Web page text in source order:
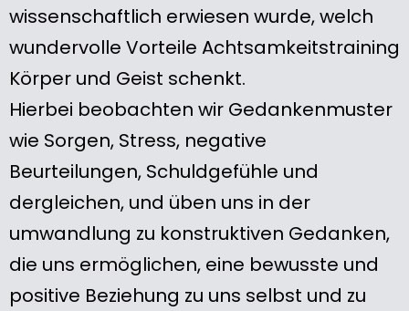
wissenschaftlich erwiesen wurde, welch
wundervolle Vorteile Achtsamkeitstraining
Körper und Geist schenkt.
Hierbei beobachten wir Gedankenmuster
wie Sorgen, Stress, negative
Beurteilungen, Schuldgefühle und
dergleichen, und üben uns in der
umwandlung zu konstruktiven Gedanken,
die uns ermöglichen, eine bewusste und
positive Beziehung zu uns selbst und zu